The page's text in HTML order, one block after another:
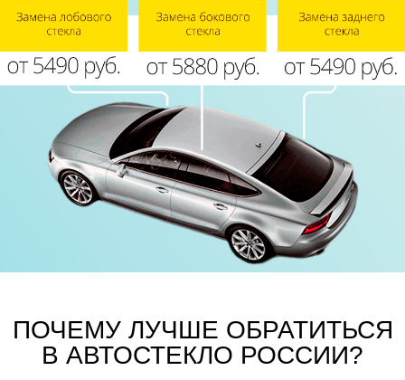
ПОЧЕМУ ЛУЧШЕ ОБРАТИТЬСЯ
В АВТОСТЕКЛО РОССИИ?